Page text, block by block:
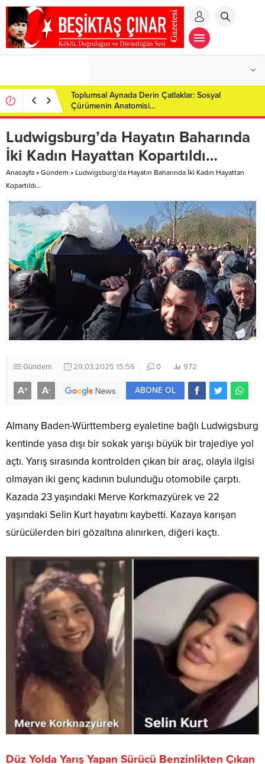
BEŞİKTAŞ ÇINAR GAZETESİ’NDEN DOĞU’NUN
ZİRVESİNE ŞIK BİR DOKUNUŞ: SOSYOLOG HAVA
HANIM AĞRI DAĞI’NIN ETEKLERİNDE!
Ludwigsburg’da Hayatın Baharında
İki Kadın Hayattan Kopartıldı…
Anasayfa » Gündem » Ludwigsburg’da Hayatın Baharında İki Kadın Hayattan
Kopartıldı…
Gündem 29.03.2025 15:56 0 972
A+ A- ABONE OL
Almany Baden-Württemberg eyaletine bağlı Ludwigsburg
kentinde yasa dışı bir sokak yarışı büyük bir trajediye yol
açtı. Yarış sırasında kontrolden çıkan bir araç, olayla ilgisi
olmayan iki genç kadının bulunduğu otomobile çarptı.
Kazada 23 yaşındaki Merve Korkmazyürek ve 22
yaşındaki Selin Kurt hayatını kaybetti. Kazaya karışan
sürücülerden biri gözaltına alınırken, diğeri kaçtı.
Düz Yolda Yarış Yapan Sürücü Benzinlikten Çıkan